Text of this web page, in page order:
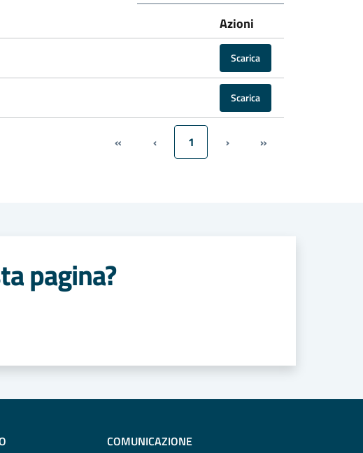
Azioni
Scarica
Scarica
« ‹ 1 › »
pagina?
COMUNICAZIONE